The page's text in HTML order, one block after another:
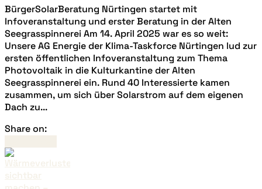
BürgerSolarBeratung Nürtingen startet mit
Infoveranstaltung und erster Beratung in der Alten
Seegrasspinnerei Am 14. April 2025 war es so weit:
Unsere AG Energie der Klima-Taskforce Nürtingen lud zur
ersten öffentlichen Infoveranstaltung zum Thema
Photovoltaik in die Kulturkantine der Alten
Seegrasspinnerei ein. Rund 40 Interessierte kamen
zusammen, um sich über Solarstrom auf dem eigenen
Dach zu...
Share on: